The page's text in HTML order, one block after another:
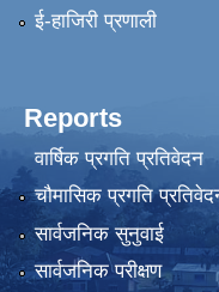
ई-हाजिरी प्रणाली
Reports
वार्षिक प्रगति प्रतिवेदन
चौमासिक प्रगति
सार्वजनिक सुनुवाई
सार्वजनिक परीक्षण